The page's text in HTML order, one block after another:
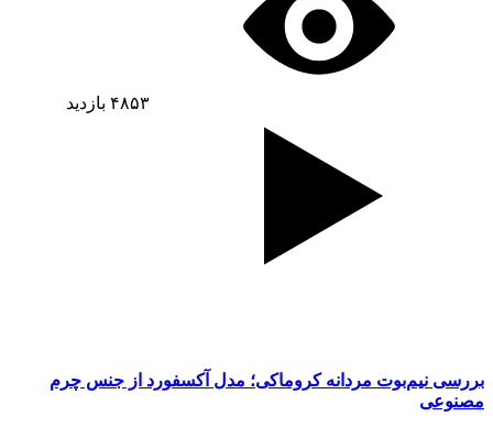
۴۸۵۳ بازدید
بررسی نیم‌بوت مردانه کروماکی؛ مدل آکسفورد از جنس چرم
مصنوعی